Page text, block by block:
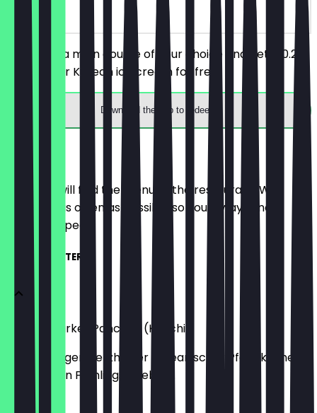
You order a main course of your choice and get a 0.2 L
softdrink or Korean ice cream for free.
Download the app to redeem
Menu
Here you will find the menu of the restaurant. We
update it as often as possible so you always know
what to expect.
SEOUL STARTERS
Korean Market Pancake (Kimchi)
Ein knuspriger, herzhafter koreanischer Pfannkuchen
mit frischen Frühlingszwiebeln.
€9.50